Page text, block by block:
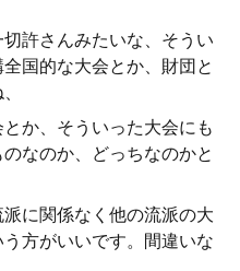
許さんみたいな、そうい
国的な大会とか、財団と
か、そういった大会にも
なのか、どっちなのかと
に関係なく他の流派の大
方がいいです。間違いな